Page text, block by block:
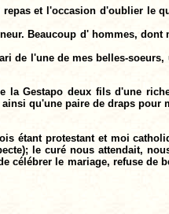
et l'occasion d'oublier le
Beaucoup d' hommes, dont
de l'une de mes belles-
la Gestapo deux fils d'une
qu'une paire de draps pour
étant protestant et moi
le curé nous attendait,
le mariage, refuse de